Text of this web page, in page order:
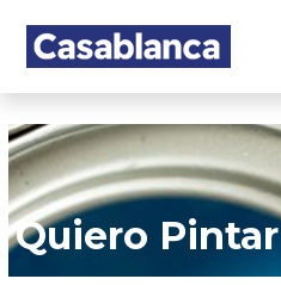
Quiero Pintar